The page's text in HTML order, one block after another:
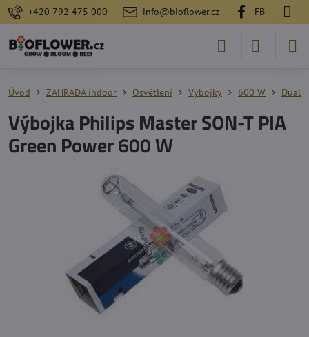
+420 792 475 000 info@bioflower.cz FB
Úvod ZAHRADA indoor Osvětlení Výbojky 600 W Dual
Výbojka Philips Master SON-T PIA
Green Power 600 W